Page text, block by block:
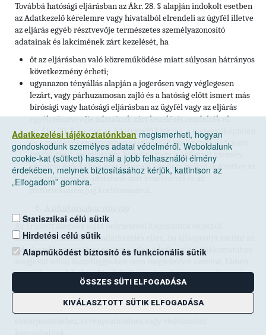
Továbbá hatósági eljárásban az Ákr. 28. § alapján indokolt esetben
az Adatkezelő kérelemre vagy hivatalból elrendeli az ügyfél illetve
az eljárás egyéb résztvevője természetes személyazonosító
adatainak és lakcímének zárt kezelését, ha
őt az eljárásban való közreműködése miatt súlyosan hátrányos
következmény érheti;
ugyanazon tényállás alapján a jogerősen vagy véglegesen
lezárt, vagy párhuzamosan zajló és a hatóság előtt ismert más
bírósági vagy hatósági eljárásban az ügyfél vagy az eljárás
egyéb résztvevője adatainak zárt kezelését rendelték el.
az Ákr. 30. § szerint az Adatkezelő kiskorú, a cselekvőképtelen
és a cselekvőképességében részlegesen korlátozott nagykorú
ügyfél, tanú, szemletárgy-birtokos vagy megfigyelt személy
védelme érdekében erre irányuló kérelem nélkül is dönthet az
érintett személy adatainak zárt kezeléséről és az
iratbetekintési jog korlátozásáról.
bármikor tiltakozhat az adatkezelés ellen, ha álláspontja szerint az
Adatkezelő a személyes adatát a jelen adatkezelési tájékoztatóban
az esetben az Adatkezelőnek kell igazolnia, hogy a személyes adat
kezelését olyan kényszerítő erejű jogos okok indokolják, amelyek
elsőbbséget élveznek az érintett érdekeivel, jogaival és
Adatkezelési tájékoztatónkban megismerheti, hogyan
gondoskodunk személyes adatai védelméről. Weboldalunk
cookie-kat (sütiket) használ a jobb felhasználói élmény
érdekében, melynek biztosításához kérjük, kattintson az
„Elfogadom” gombra.
Statisztikai célú sütik
Hirdetési célú sütik
Alapműködést biztosító és funkcionális sütik
ÖSSZES SÜTI ELFOGADÁSA
KIVÁLASZTOTT SÜTIK ELFOGADÁSA